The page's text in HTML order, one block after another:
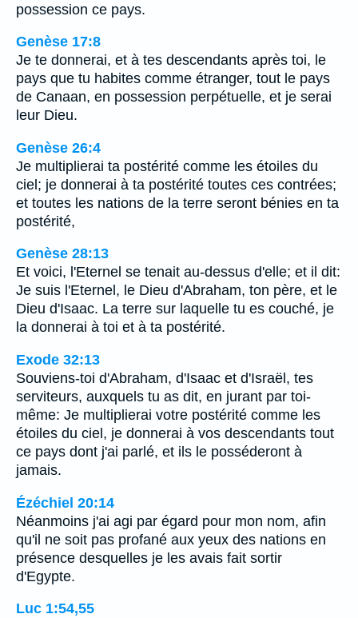
possession ce pays.
Genèse 17:8
Je te donnerai, et à tes descendants après toi, le
pays que tu habites comme étranger, tout le pays
de Canaan, en possession perpétuelle, et je serai
leur Dieu.
Genèse 26:4
Je multiplierai ta postérité comme les étoiles du
ciel; je donnerai à ta postérité toutes ces contrées;
et toutes les nations de la terre seront bénies en ta
postérité,
Genèse 28:13
Et voici, l'Eternel se tenait au-dessus d'elle; et il dit:
Je suis l'Eternel, le Dieu d'Abraham, ton père, et le
Dieu d'Isaac. La terre sur laquelle tu es couché, je
la donnerai à toi et à ta postérité.
Exode 32:13
Souviens-toi d'Abraham, d'Isaac et d'Israël, tes
serviteurs, auxquels tu as dit, en jurant par toi-
même: Je multiplierai votre postérité comme les
étoiles du ciel, je donnerai à vos descendants tout
ce pays dont j'ai parlé, et ils le posséderont à
jamais.
Ézéchiel 20:14
Néanmoins j'ai agi par égard pour mon nom, afin
qu'il ne soit pas profané aux yeux des nations en
présence desquelles je les avais fait sortir
d'Egypte.
Luc 1:54,55